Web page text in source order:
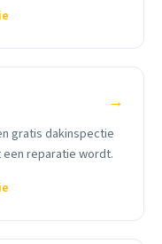
→
gratis dakinspectie
reparatie wordt.